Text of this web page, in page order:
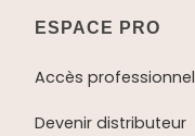
ESPACE PRO
Accès professionnel
Devenir distributeur